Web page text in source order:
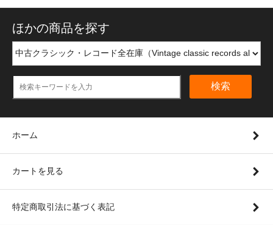
ほかの商品を探す
検索
ホーム
カートを見る
特定商取引法に基づく表記